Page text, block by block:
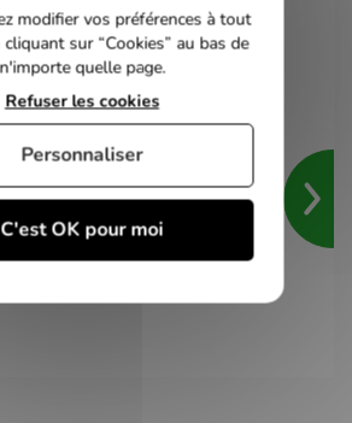
modifier vos préférences à tout
sur “Cookies” au bas de
n'importe quelle page.
C'est OK pour moi
Refuser les cookies
Personnaliser